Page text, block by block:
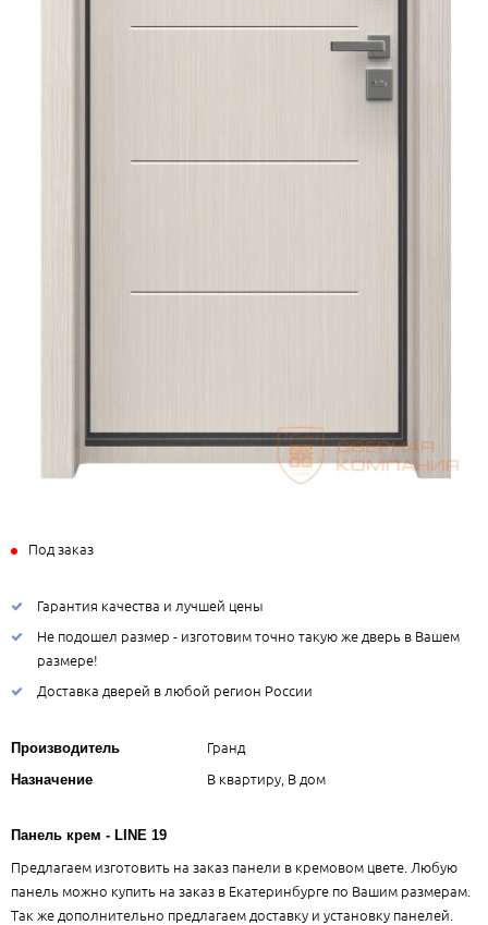
Под заказ
Гарантия качества и лучшей цены
Не подошел размер - изготовим точно такую же дверь в Вашем
размере!
Доставка дверей в любой регион России
Производитель Гранд
Назначение В квартиру, В дом
Панель крем - LINE 19
Предлагаем изготовить на заказ панели в кремовом цвете. Любую
панель можно купить на заказ в Екатеринбурге по Вашим размерам.
Так же дополнительно предлагаем доставку и установку панелей.